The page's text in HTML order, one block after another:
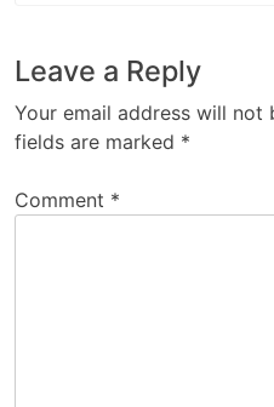
Leave a Reply
Your email address will not
fields are marked *
Comment *